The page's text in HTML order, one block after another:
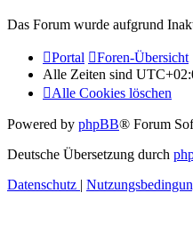
Das Forum wurde aufgrund
Portal
Foren-Übersicht
Alle Zeiten sind
Alle Cookies löschen
Powered by phpBB® Forum
Deutsche Übersetzung durch
Datenschutz |